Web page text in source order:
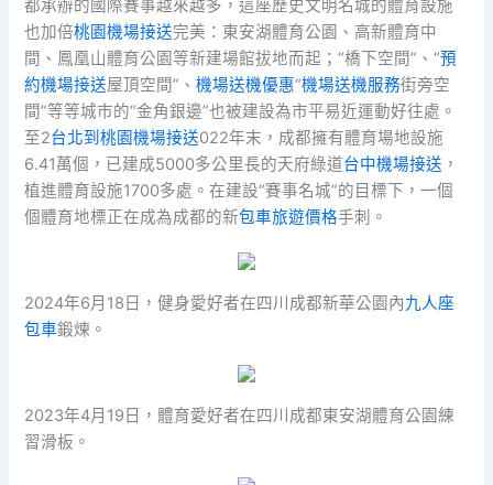
都承辦的國際賽事越來越多，這座歷史文明名城的體育設施
也加倍桃園機場接送完美：東安湖體育公園、高新體育中
間、鳳凰山體育公園等新建場館拔地而起；“橋下空間”、“預
約機場接送屋頂空間”、機場送機優惠“機場送機服務街旁空
間”等等城市的“金角銀邊”也被建設為市平易近運動好往處。
至2台北到桃園機場接送022年末，成都擁有體育場地設施
6.41萬個，已建成5000多公里長的天府綠道台中機場接送 ，
植進體育設施1700多處。在建設“賽事名城”的目標下，一個
個體育地標正在成為成都的新包車旅遊價格手刺。
2024年6月18日，健身愛好者在四川成都新華公園內九人座
包車鍛煉。
2023年4月19日，體育愛好者在四川成都東安湖體育公園練
習滑板。